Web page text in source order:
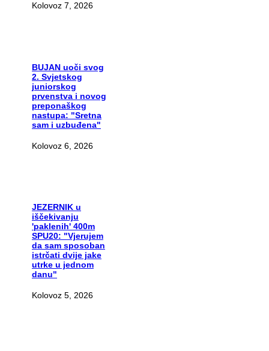
Kolovoz 7, 2026
BUJAN uoči svog
2. Svjetskog
juniorskog
prvenstva i novog
preponaškog
nastupa: "Sretna
sam i uzbuđena"
Kolovoz 6, 2026
JEZERNIK u
iščekivanju
'paklenih' 400m
SPU20: "Vjerujem
da sam sposoban
istrčati dvije jake
utrke u jednom
danu"
Kolovoz 5, 2026